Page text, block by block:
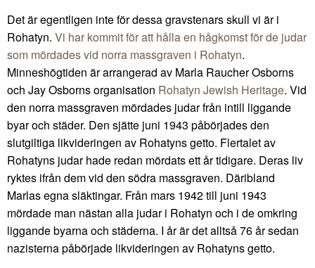
Det är egentligen inte för dessa gravstenars skull vi är i
Rohatyn. Vi har kommit för att hålla en hågkomst för de judar
som mördades vid norra massgraven i Rohatyn.
Minneshögtiden är arrangerad av Marla Raucher Osborns
och Jay Osborns organisation Rohatyn Jewish Heritage. Vid
den norra massgraven mördades judar från intill liggande
byar och städer. Den sjätte juni 1943 påbörjades den
slutgiltiga likvideringen av Rohatyns getto. Flertalet av
Rohatyns judar hade redan mördats ett år tidigare. Deras liv
ryktes ifrån dem vid den södra massgraven. Däribland
Marlas egna släktingar. Från mars 1942 till juni 1943
mördade man nästan alla judar i Rohatyn och i de omkring
liggande byarna och städerna. I år är det alltså 76 år sedan
nazisterna påbörjade likvideringen av Rohatyns getto.